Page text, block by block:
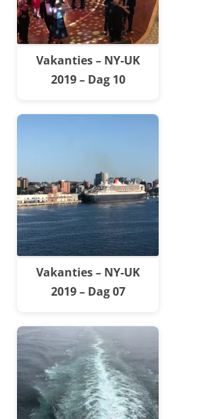
Vakanties – NY-UK
2019 – Dag 10
Vakanties – NY-UK
2019 – Dag 07